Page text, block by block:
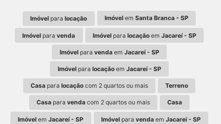
Imóvel paralocação Imóvelem Santa Branca - SP
Imóvel paravenda Imóvelpara locaçãoem Jacareí - SP
Imóvelpara vendaem Jacareí - SP
Imóvelpara locaçãoem Jacareí - SP
Casapara locaçãocom 2 quartos ou mais Terreno
Casapara vendacom 2 quartos ou mais Casa
Imóvel emJacareí - SP Imóvelpara vendaem Jacareí - SP